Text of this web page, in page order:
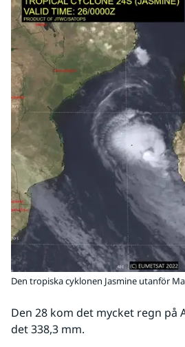
Den tropiska cyklonen Jasmine utanför
Den 28 kom det mycket regn på
det 338,3 mm.